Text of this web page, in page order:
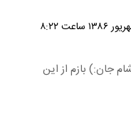
| نوشته شده در تاریخ ۲ شهریور ۱۳۸۶ ساعت ۸:۲۲
جان:) بازم از این